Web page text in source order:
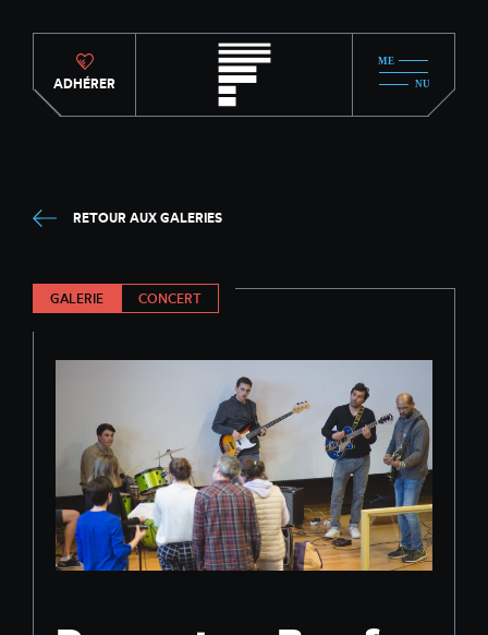
ADHÉRER
RETOUR AUX GALERIES
GALERIE CONCERT